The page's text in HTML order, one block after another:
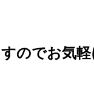
のでお気軽